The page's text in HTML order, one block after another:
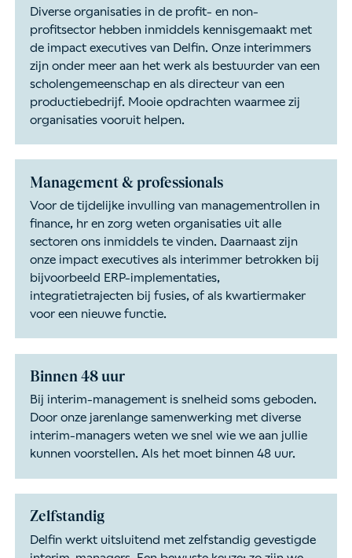
Diverse organisaties in de profit- en non-
profitsector hebben inmiddels kennisgemaakt met
de impact executives van Delfin. Onze interimmers
zijn onder meer aan het werk als bestuurder van een
scholengemeenschap en als directeur van een
productiebedrijf. Mooie opdrachten waarmee zij
organisaties vooruit helpen.
Management & professionals
Voor de tijdelijke invulling van managementrollen in
finance, hr en zorg weten organisaties uit alle
sectoren ons inmiddels te vinden. Daarnaast zijn
onze impact executives als interimmer betrokken bij
bijvoorbeeld ERP-implementaties,
integratietrajecten bij fusies, of als kwartiermaker
voor een nieuwe functie.
Binnen 48 uur
Bij interim-management is snelheid soms geboden.
Door onze jarenlange samenwerking met diverse
interim-managers weten we snel wie we aan jullie
kunnen voorstellen. Als het moet binnen 48 uur.
Zelfstandig
Delfin werkt uitsluitend met zelfstandig gevestigde